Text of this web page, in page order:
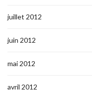
juillet 2012
juin 2012
mai 2012
avril 2012